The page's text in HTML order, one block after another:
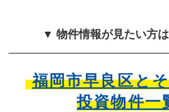
▼ 物件情報が見たい方
福岡市早良区と
投資物件一